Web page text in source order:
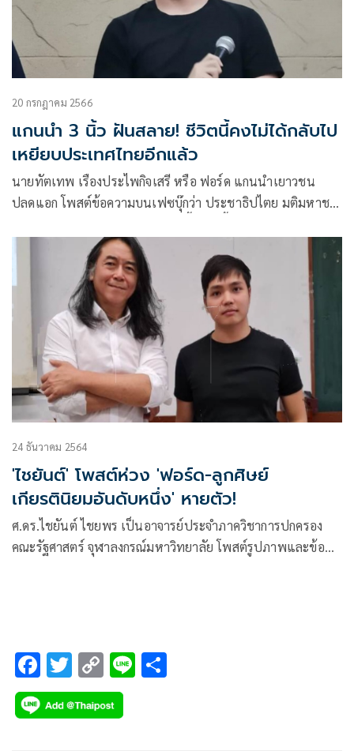
20 กรกฎาคม 2566
แกนนำ 3 นิ้ว ฝันสลาย! ชีวิตนี้คงไม่ได้กลับไป
เหยียบประเทศไทยอีกแล้ว
นายทัตเทพ เรืองประไพกิจเสรี หรือ ฟอร์ด แกนนำเยาวชน
ปลดแอก โพสต์ข้อความบนเฟซบุ๊กว่า ประชาธิปไตย มติมหาชน
เหยียบประเทศไทยได้อีกแล้วครับ #โหวตนายกรอบ2 #ศาล
24 ธันวาคม 2564
'ไชยันต์' โพสต์ห่วง 'ฟอร์ด-ลูกศิษย์
เกียรตินิยมอันดับหนึ่ง' หายตัว!
ศ.ดร.ไชยันต์ ไชยพร เป็นอาจารย์ประจำภาควิชาการปกครอง
คณะรัฐศาสตร์ จุฬาลงกรณ์มหาวิทยาลัย โพสต์รูปภาพและข้อ
F
ac
e
T
wi
tt
C
o
p
Li